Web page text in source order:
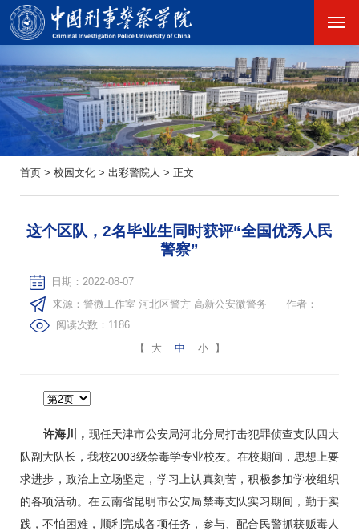
首页 > 校园文化 > 出彩警院人 > 正文
这个区队，2名毕业生同时获评“全国优秀人民
警察”
日期：2022-08-07
来源：警微工作室 河北区警方 高新公安微警务
作者：
阅读次数： 1186
【
大 中 小 】
许海川， 现任天津市公安局河北分局打击犯罪侦查支队四大
队副大队长，我校2003级禁毒学专业校友。在校期间，思想上要
求进步，政治上立场坚定，学习上认真刻苦，积极参加学校组织
的各项活动。在云南省昆明市公安局禁毒支队实习期间，勤于实
践，不怕困难，顺利完成各项任务，参与、配合民警抓获贩毒人